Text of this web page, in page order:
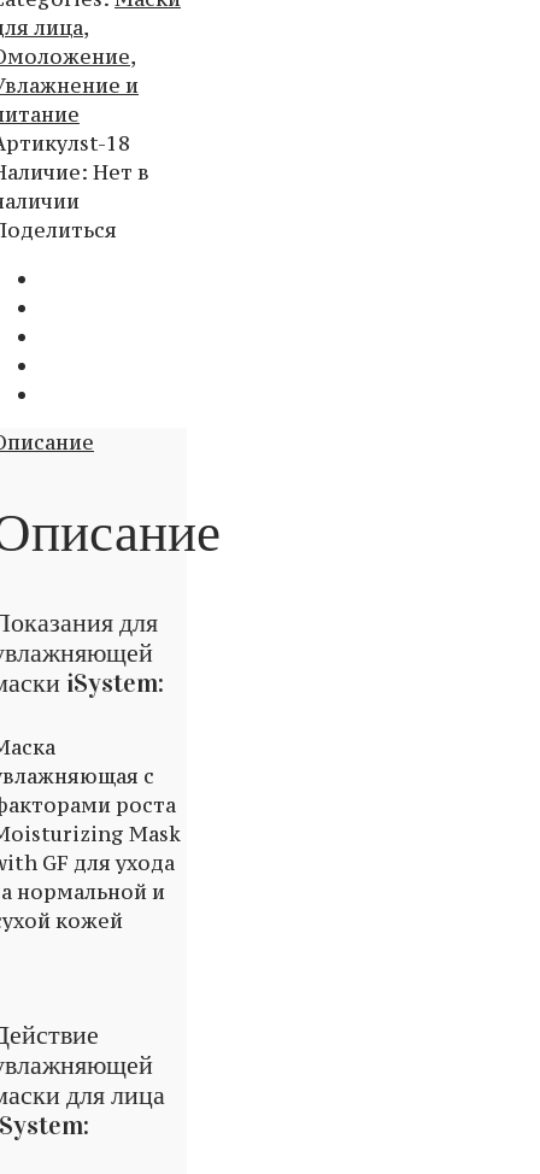
лица,
,
и
st-18
: Нет в
для
iSystem:
с
роста
Mask
GF для ухода
нормальной и
кожей
для лица